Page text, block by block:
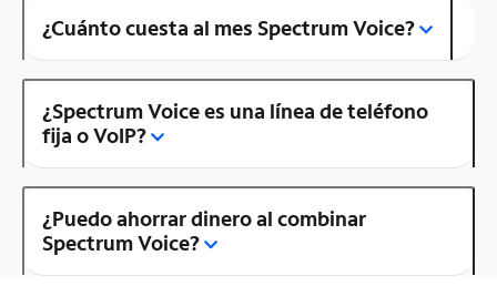
¿Cuánto cuesta al mes Spectrum Voice?
¿Spectrum Voice es una línea de teléfono
fija o VoIP?
¿Puedo ahorrar dinero al combinar
Spectrum Voice?